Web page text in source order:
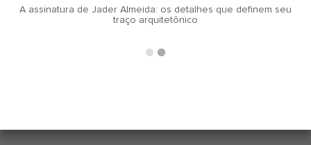
A assinatura de Jader Almeida: os detalhes que definem seu
traço arquitetônico